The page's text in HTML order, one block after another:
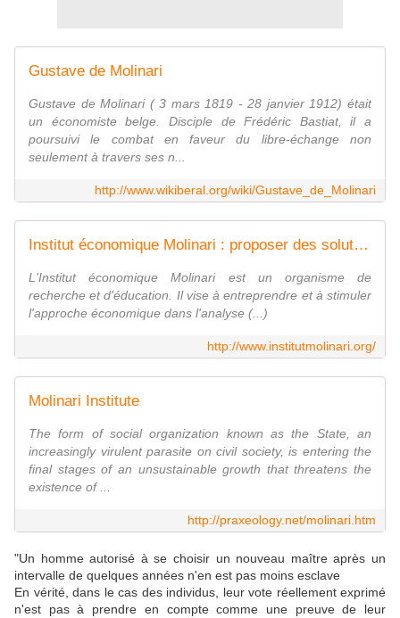
Gustave de Molinari
Gustave de Molinari ( 3 mars 1819 - 28 janvier 1912) était
un économiste belge. Disciple de Frédéric Bastiat, il a
poursuivi le combat en faveur du libre-échange non
seulement à travers ses n...
http://www.wikiberal.org/wiki/Gustave_de_Molinari
Institut économique Molinari : proposer des solutions alternatives et innovantes favorables à la prospérité de l'ensemble des individus composant la société
L'Institut économique Molinari est un organisme de
recherche et d'éducation. Il vise à entreprendre et à stimuler
l'approche économique dans l'analyse (...)
http://www.institutmolinari.org/
Molinari Institute
The form of social organization known as the State, an
increasingly virulent parasite on civil society, is entering the
final stages of an unsustainable growth that threatens the
existence of ...
http://praxeology.net/molinari.htm
"Un homme autorisé à se choisir un nouveau maître après un
intervalle de quelques années n'en est pas moins esclave
En vérité, dans le cas des individus, leur vote réellement exprimé
n'est pas à prendre en compte comme une preuve de leur